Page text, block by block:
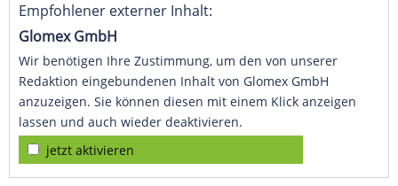
Empfohlener externer Inhalt:
Glomex GmbH
Wir benötigen Ihre Zustimmung, um den von unserer
Redaktion eingebundenen Inhalt von Glomex GmbH
anzuzeigen. Sie können diesen mit einem Klick anzeigen
lassen und auch wieder deaktivieren.
jetzt aktivieren